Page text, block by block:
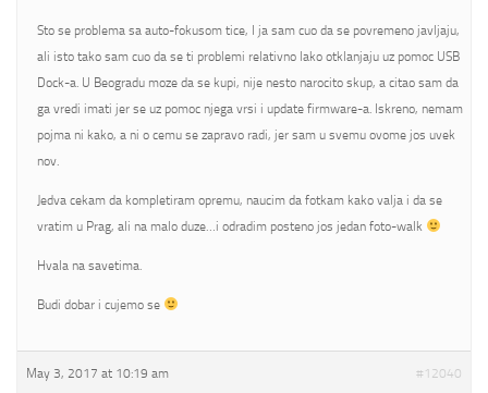
Sto se problema sa auto-fokusom tice, I ja sam cuo da se povremeno javljaju,
ali isto tako sam cuo da se ti problemi relativno lako otklanjaju uz pomoc USB
Dock-a. U Beogradu moze da se kupi, nije nesto narocito skup, a citao sam da
ga vredi imati jer se uz pomoc njega vrsi i update firmware-a. Iskreno, nemam
pojma ni kako, a ni o cemu se zapravo radi, jer sam u svemu ovome jos uvek
nov.
Jedva cekam da kompletiram opremu, naucim da fotkam kako valja i da se
vratim u Prag, ali na malo duze…i odradim posteno jos jedan foto-walk
Hvala na savetima.
Budi dobar i cujemo se
May 3, 2017 at 10:19 am #12040